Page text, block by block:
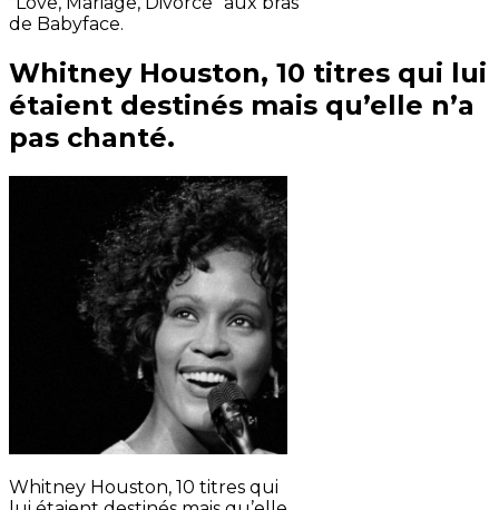
de Babyface.
Whitney Houston, 10 titres qui lui
étaient destinés mais qu’elle n’a
pas chanté.
Whitney Houston, 10 titres qui